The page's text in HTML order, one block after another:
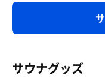
サウナグッズ